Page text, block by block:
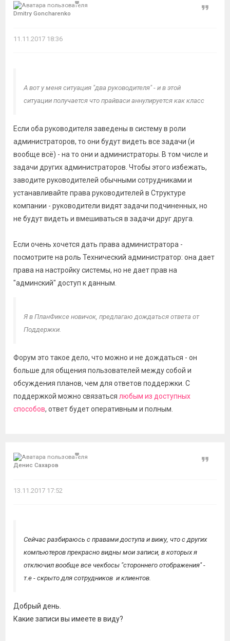
Dmitry Goncharenko
Цитата
11.11.2017 18:36
А вот у меня ситуация "два руководителя" - и в этой
ситуации получается что прайваси аннулируется как класс
Если оба руководителя заведены в систему в роли
администраторов, то они будут видеть все задачи (и
вообще всё) - на то они и администраторы. В том числе и
задачи других администраторов. Чтобы этого избежать,
заводите руководителей обычными сотрудниками и
устанавливайте права руководителей в Структуре
компании - руководители видят задачи подчиненных, но
не будут видеть и вмешиваться в задачи друг друга.
Если очень хочется дать права администратора -
посмотрите на роль Технический администратор: она дает
права на настройку системы, но не дает прав на
"админский" доступ к данным.
Я в ПланФиксе новичок, предлагаю дождаться ответа от
Поддержки.
Форум это такое дело, что можно и не дождаться - он
больше для общения пользователей между собой и
обсуждения планов, чем для ответов поддержки. С
поддержкой можно связаться любым из доступных
способов, ответ будет оперативным и полным.
Денис Сахаров
Цитата
13.11.2017 17:52
Сейчас разбираюсь с правами доступа и вижу, что с других
компьютеров прекрасно видны мои записи, в которых я
отключил вообще все чекбосы "стороннего отображения" -
т.е - скрыто для сотрудников и клиентов.
Добрый день.
Какие записи вы имеете в виду?